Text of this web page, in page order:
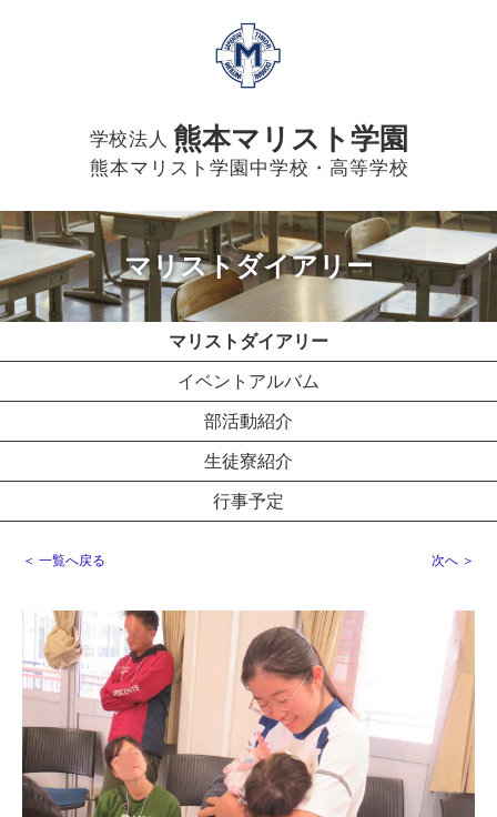
学校法人 熊本マリスト学園
熊本マリスト学園中学校・高等学校
マリストダイアリー
マリストダイアリー
イベントアルバム
部活動紹介
生徒寮紹介
行事予定
＜ 一覧へ戻る 次へ ＞